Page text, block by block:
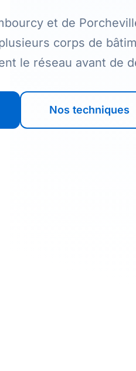
et de
corps de
le réseau avant de
Nos techniques